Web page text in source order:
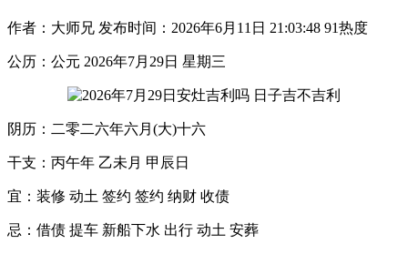
作者：大师兄 发布时间：2026年6月11日 21:03:48 91热度
公历：公元 2026年7月29日 星期三
阴历：二零二六年六月(大)十六
干支：丙午年 乙未月 甲辰日
宜：装修 动土 签约 签约 纳财 收债
忌：借债 提车 新船下水 出行 动土 安葬